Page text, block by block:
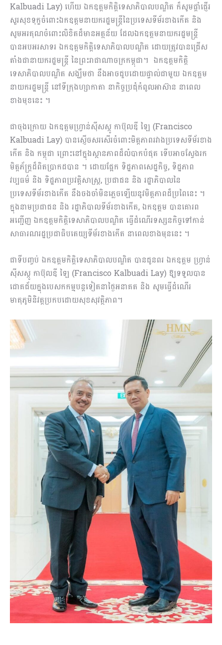
Kalbuadi Lay) ហើយ ឯកឧត្តមកិត្តិទេសាភិបាលបណ្ឌិត ក៏សូមផ្តាំផ្ញើរ
សួរសុខទុក្ខចំពោះឯកឧត្តមនាយករដ្ឋមន្រ្តីនៃប្រទេសទីម័រខាងកើត និង
សូមអរគុណចំពោះលិខិតដ៏មានអត្ថន័យ ដែលឯកឧត្តមនាយករដ្ឋមន្រ្តី
បានអបអរសាទរ ឯកឧត្តមកិត្តិទេសាភិបាលបណ្ឌិត ដោយត្រូវបានជ្រើស
តាំងជានាយករដ្ឋមន្រ្តី នៃព្រះរាជាណាចក្រកម្ពុជា។ ឯកឧត្តមកិត្តិ
ទេសាភិបាលបណ្ឌិត សង្ឃឹមថា នឹងអាចជួបដោយផ្ទាល់ជាមួយ ឯកឧត្តម
នាយករដ្ឋមន្រ្តី នៅទីក្រុងហ្សាកាតា នាកិច្ចប្រជុំកំពូលអាស៊ាន នាពេល
ខាងមុខនេះ ។
ជាចុងក្រោយ ឯកឧត្តមហ្វ្រាន់ស៊ីសស្កូ កាប៊ុលឌី ឡៃ (Francisco
Kalbuadi Lay) បានស្ញើចសរសើរចំពោះមិត្តភាពរវាងប្រទេសទីម័រខាង
កើត និង កម្ពុជា ព្រោះនៅក្នុងស្ថានភាពដ៏លំបាកបំផុត ទើបអាចស្វែងរក
មិត្តភ័ក្រ្តដ៏ពិតប្រាកដបាន ។ ដោយផ្អែក ទិដ្ឋភាពសេដ្ឋកិច្ច, ទិដ្ឋភាព
វប្បធម៌ និង ទិដ្ឋភាពប្រវត្តិសាស្រ្ត, ប្រជាជន និង រដ្ឋាភិបាលនៃ
ប្រទេសទីម័រខាងកើត នឹងចងចាំមិនភ្លេចឡើយនូវមិត្តភាពដ៏ប្រពៃនេះ ។
ក្នុងនាមប្រជាជន និង រដ្ឋាភិបាលទីម័រខាងកើត, ឯកឧត្តម បានគោរព
អញ្ជើញ ឯកឧត្តមកិត្តិទេសាភិបាលបណ្ឌិត ធ្វើដំណើរទស្សនកិច្ចទៅកាន់
សាធារណរដ្ឋប្រជាធិបតេយ្យទីម័រខាងកើត នាពេលខាងមុននេះ ។
ជាទីបញ្ចប់ ឯកឧត្តមកិត្តិទេសាភិបាលបណ្ឌិត បានជូនពរ ឯកឧត្តម ហ្វ្រាន់
ស៊ីសស្កូ កាប៊ុលឌី ឡៃ (Francisco Kalbuadi Lay) ឱ្យទទួលបាន
ជោគជ័យក្នុងបេសកកម្មបន្តទៀតនាថ្ងៃអនាគត និង សូមធ្វើដំណើរ
មាតុភូមិនិវត្តប្រកបដោយសុខសុវត្ថិភាព។